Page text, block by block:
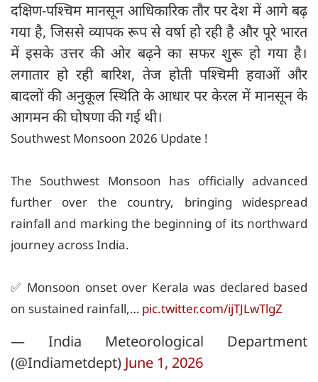
दक्षिण-पश्चिम मानसून आधिकारिक तौर पर देश में आगे बढ़
गया है, जिससे व्यापक रूप से वर्षा हो रही है और पूरे भारत
में इसके उत्तर की ओर बढ़ने का सफर शुरू हो गया है।
लगातार हो रही बारिश, तेज होती पश्चिमी हवाओं और
बादलों की अनुकूल स्थिति के आधार पर केरल में मानसून के
आगमन की घोषणा की गई थी।
Southwest Monsoon 2026 Update !
The Southwest Monsoon has officially advanced
further over the country, bringing widespread
rainfall and marking the beginning of its northward
journey across India.
✅ Monsoon onset over Kerala was declared based
on sustained rainfall,… pic.twitter.com/ijTJLwTlgZ
— India Meteorological Department
(@Indiametdept) June 1, 2026